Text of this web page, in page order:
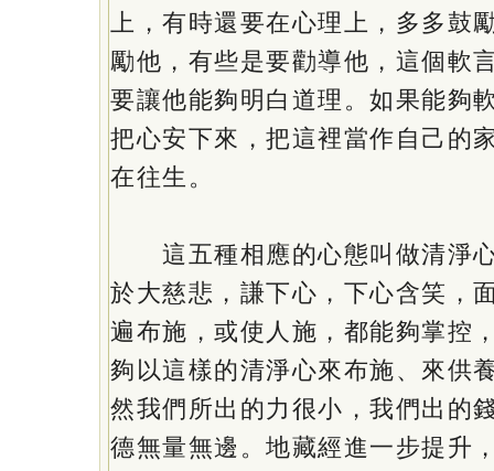
上，有時還要在心理上，多多鼓
勵他，有些是要勸導他，這個軟
要讓他能夠明白道理。如果能夠
把心安下來，把這裡當作自己的
在往生。
這五種相應的心態叫做清淨
於大慈悲，謙下心，下心含笑，
遍布施，或使人施，都能夠掌控
夠以這樣的清淨心來布施、來供
然我們所出的力很小，我們出的
德無量無邊。地藏經進一步提升